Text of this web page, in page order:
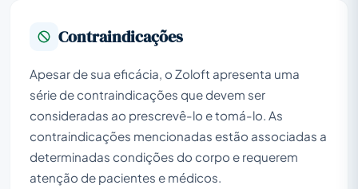
Contraindicações
Apesar de sua eficácia, o Zoloft apresenta uma
série de contraindicações que devem ser
consideradas ao prescrevê-lo e tomá-lo. As
contraindicações mencionadas estão associadas a
determinadas condições do corpo e requerem
atenção de pacientes e médicos.